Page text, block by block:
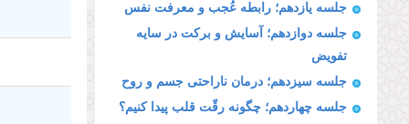
جلسه یازدهم؛ رابطه عُجب و معرفت نفس
جلسه دوازدهم؛ آسایش و برکت در سایه
تفویض
جلسه سیزدهم؛ درمان ناراحتی جسم و روح
جلسه چهاردهم؛ چگونه رقّت قلب پیدا کنیم؟